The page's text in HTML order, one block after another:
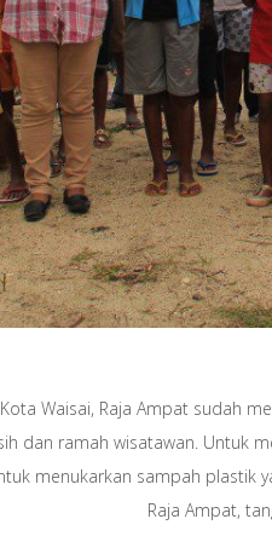
Waisai, Raja Ampat sudah
dan ramah wisatawan. Untuk
menukarkan sampah
Raja Ampat,